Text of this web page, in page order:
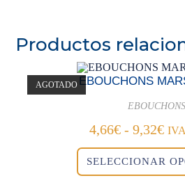
Productos
AGOTADO EBOUCHONS
EBOUCHONS
4,66€ - 9,32€Rango
desde
4,66€
SELECCIONAR